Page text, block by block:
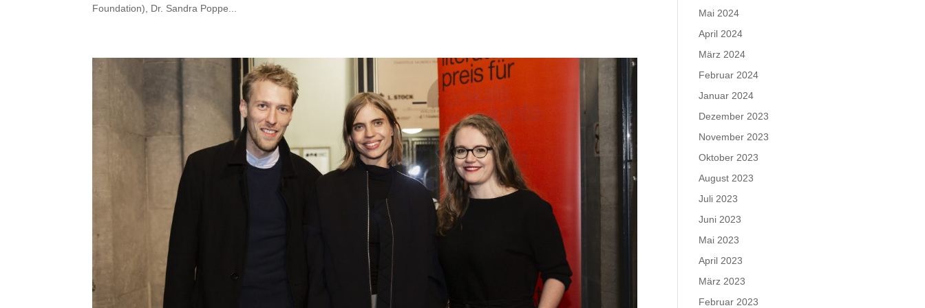
Foundation), Dr. Sandra Poppe...
Mai 2024
April 2024
März 2024
Februar 2024
Januar 2024
Dezember 2023
November 2023
Oktober 2023
August 2023
Juli 2023
Juni 2023
Mai 2023
April 2023
März 2023
Februar 2023